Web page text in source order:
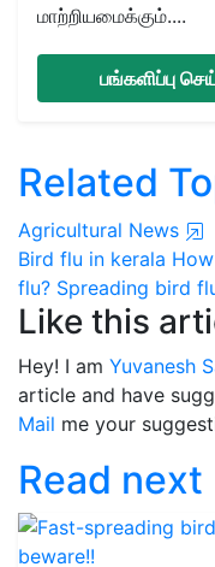
மாற்றியமைக்கும்....
பங்களிப்பு
Related
Agricultural News
Bird flu in kerala
flu? Spreading bird
Like this
Hey! I am Yuvanesh
article and have
Mail me your
Read next